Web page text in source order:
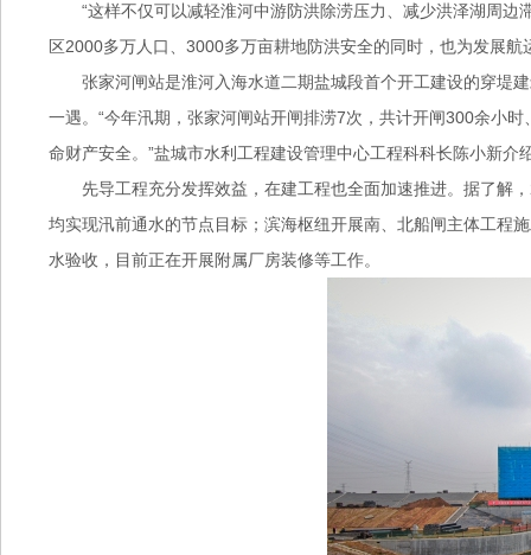
“这样不仅可以减轻淮河中游防洪除涝压力、减少洪泽湖周
区2000多万人口、3000多万亩耕地防洪安全的同时，也为发展航
张家河闸站是淮河入海水道二期盐城段首个开工建设的穿堤
一遇。“今年汛期，张家河闸站开闸排涝7次，共计开闸300余小
命财产安全。”盐城市水利工程建设管理中心工程科科长陈小新介
先导工程充分发挥效益，在建工程也全面加速推进。据了解
均实现汛前通水的节点目标；滨海枢纽开展南、北船闸主体工程
水验收，目前正在开展附属厂房装修等工作。